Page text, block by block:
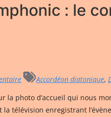
: le
Accordéon diatonique,
photo d’accueil qui nous
télévision enregistrant